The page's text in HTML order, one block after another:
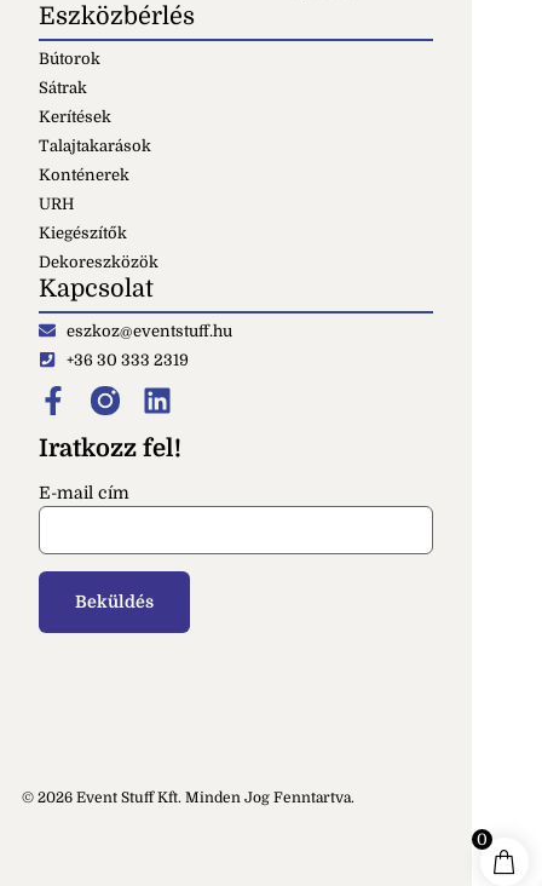
Eszközbérlés
Bútorok
Sátrak
Kerítések
Talajtakarások
Konténerek
URH
Kiegészítők
Dekoreszközök
Kapcsolat
eszkoz@eventstuff.hu
+36 30 333 2319
Iratkozz fel!
E-mail cím
© 2026 Event Stuff Kft. Minden Jog Fenntartva.
0